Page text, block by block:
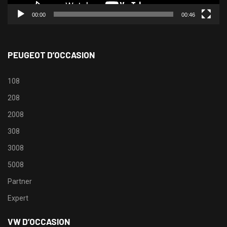
00:00 00:46
PEUGEOT D’OCCASION
108
208
2008
308
3008
5008
Partner
Expert
VW D’OCCASION